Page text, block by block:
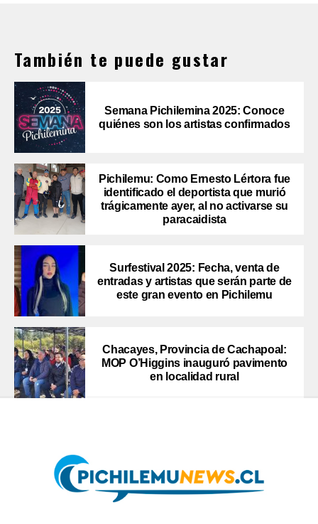
También te puede gustar
Semana Pichilemina 2025: Conoce
quiénes son los artistas confirmados
Pichilemu: Como Ernesto Lértora fue
identificado el deportista que murió
trágicamente ayer, al no activarse su
paracaidista
Surfestival 2025: Fecha, venta de
entradas y artistas que serán parte de
este gran evento en Pichilemu
Chacayes, Provincia de Cachapoal:
MOP O’Higgins inauguró pavimento
en localidad rural